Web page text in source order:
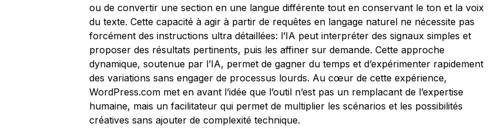
ou de convertir une section en une langue différente tout en conservant le ton et la voix
du texte. Cette capacité à agir à partir de requêtes en langage naturel ne nécessite pas
forcément des instructions ultra détaillées: l’IA peut interpréter des signaux simples et
proposer des résultats pertinents, puis les affiner sur demande. Cette approche
dynamique, soutenue par l’IA, permet de gagner du temps et d’expérimenter rapidement
des variations sans engager de processus lourds. Au cœur de cette expérience,
WordPress.com met en avant l’idée que l’outil n’est pas un remplacant de l’expertise
humaine, mais un facilitateur qui permet de multiplier les scénarios et les possibilités
créatives sans ajouter de complexité technique.